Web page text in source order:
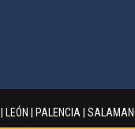
LEÓN PALENCIA